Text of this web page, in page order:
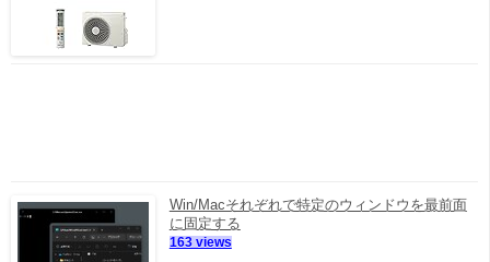
Win/Macそれぞれで特定のウィンドウを最前面
に固定する
163 views